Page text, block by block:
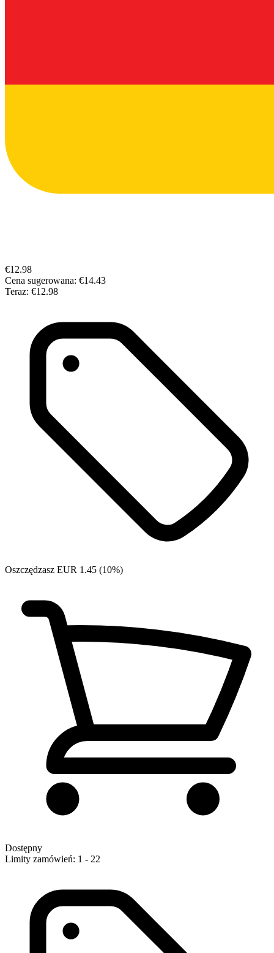
€12.98
Cena sugerowana: €14.43
Teraz: €12.98
Oszczędzasz EUR 1.45 (10%)
Dostępny
Limity zamówień: 1 - 22